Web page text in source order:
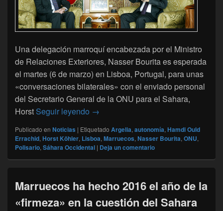
Una delegación marroquí encabezada por el Ministro
de Relaciones Exteriores, Nasser Bourita es esperada
el martes (6 de marzo) en Lisboa, Portugal, para unas
«conversaciones bilaterales» con el enviado personal
del Secretario General de la ONU para el Sahara,
Horst Seguir leyendo ONU-Sáhara Occidental: Köhler
→
Publicado en Noticias | Etiquetado Argelia,autonomía,Hamdi Ould
Errachid,Horst Köhler, Lisboa,Marruecos,Nasser Bourita,ONU,
Polisario,Sáhara Occidental | Deja un comentario
Marruecos ha hecho 2016 el año de la
«firmeza» en la cuestión del Sahara